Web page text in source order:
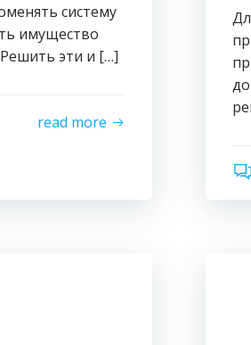
систему
имущество
эти и […]
read more